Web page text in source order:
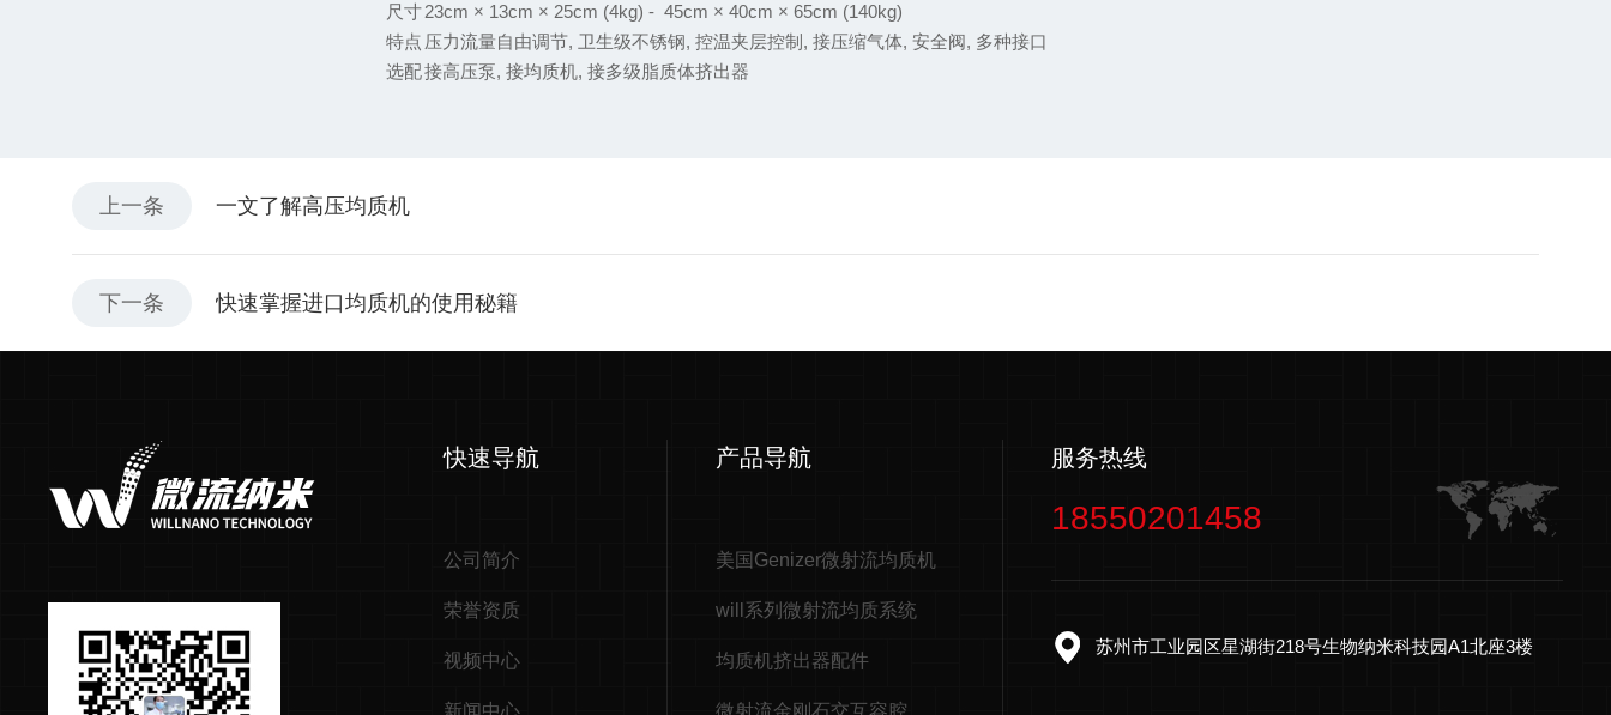
尺寸23cm × 13cm × 25cm (4kg) - 45cm × 40cm × 65cm (140kg)
特点 压力流量自由调节, 卫生级不锈钢, 控温夹层控制, 接压缩气体, 安全阀, 多种接口
选配接高压泵, 接均质机, 接多级脂质体挤出器
上一条 一文了解高压均质机
下一条 快速掌握进口均质机的使用秘籍
快速导航
公司简介
荣誉资质
视频中心
新闻中心
产品导航
美国Genizer微射流均质机
will系列微射流均质系统
均质机挤出器配件
微射流金刚石交互容腔
服务热线
18550201458
苏州市工业园区星湖街218号生物纳米科技园A1北座3楼